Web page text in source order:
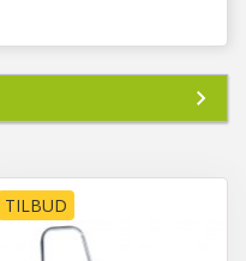
TILBUD